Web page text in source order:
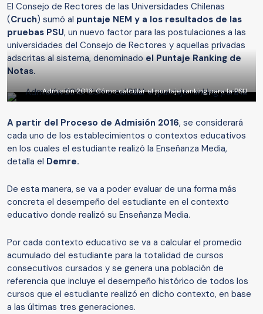
El Consejo de Rectores de las Universidades Chilenas
(Cruch) sumó al puntaje NEM y a los resultados de las
pruebas PSU, un nuevo factor para las postulaciones a las
universidades del Consejo de Rectores y aquellas privadas
adscritas al sistema, denominado el Puntaje Ranking de
Notas.
Admisión 2016: Cómo calcular el puntaje ranking para la PSU
A partir del Proceso de Admisión 2016, se considerará
cada uno de los establecimientos o contextos educativos
en los cuales el estudiante realizó la Enseñanza Media,
detalla el Demre.
De esta manera, se va a poder evaluar de una forma más
concreta el desempeño del estudiante en el contexto
educativo donde realizó su Enseñanza Media.
Por cada contexto educativo se va a calcular el promedio
acumulado del estudiante para la totalidad de cursos
consecutivos cursados y se genera una población de
referencia que incluye el desempeño histórico de todos los
cursos que el estudiante realizó en dicho contexto, en base
a las últimas tres generaciones.